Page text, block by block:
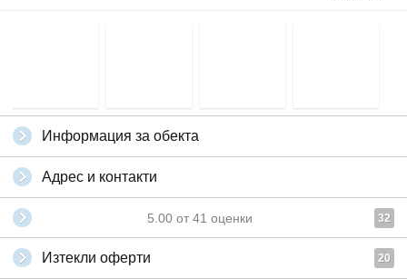
Информация за обекта
Адрес и контакти
5.00 от 41 оценки 32
Изтекли оферти 20